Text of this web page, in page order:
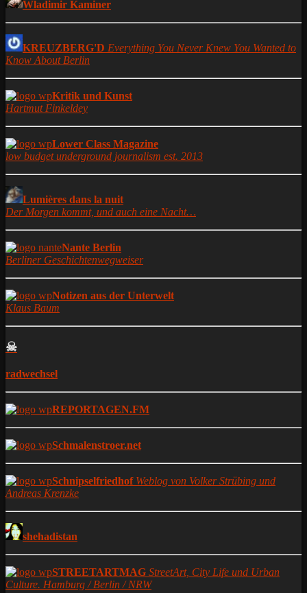
Wladimir Kaminer
KREUZBERG'D Everything You Never Knew You Wanted to
Know About Berlin
Kritik und Kunst
Hartmut Finkeldey
Lower Class Magazine
low budget underground journalism est. 2013
Lumières dans la nuit
Der Morgen kommt, und auch eine Nacht…
Nante Berlin
Berliner Geschichtenwegweiser
Notizen aus der Unterwelt
Klaus Baum
☠
radwechsel
REPORTAGEN.FM
Schmalenstroer.net
Schnipselfriedhof Weblog von Volker Strübing und
Andreas Krenzke
shehadistan
STREETARTMAG StreetArt, City Life und Urban
Culture. Hamburg / Berlin / NRW